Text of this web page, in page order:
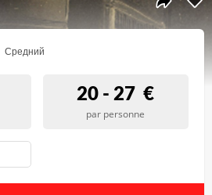
Средний
20 - 27 €
par personne